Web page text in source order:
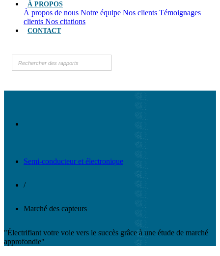
À PROPOS
À propos de nous Notre équipe Nos clients Témoignages
clients Nos citations
CONTACT
Semi-conducteur et électronique
/
Marché des capteurs
"Électrifiant votre voie vers le succès grâce à une étude de marché
approfondie"